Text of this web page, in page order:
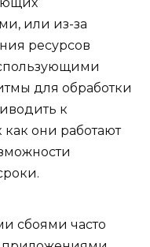
или из-за
ресурсов
для обработки
к
как они работают
сбоями часто